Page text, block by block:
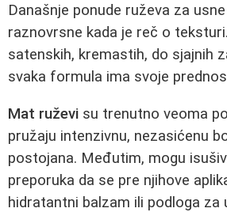
Današnje ponude ruževa za
raznovrsne kada je reč o
satenskih, kremastih, do sjajnih
svaka formula ima svoje
Mat ruževi su trenutno veoma
pružaju intenzivnu, nezasićenu
postojana. Međutim, mogu
preporuka da se pre njihove
hidratantni balzam ili podloga za